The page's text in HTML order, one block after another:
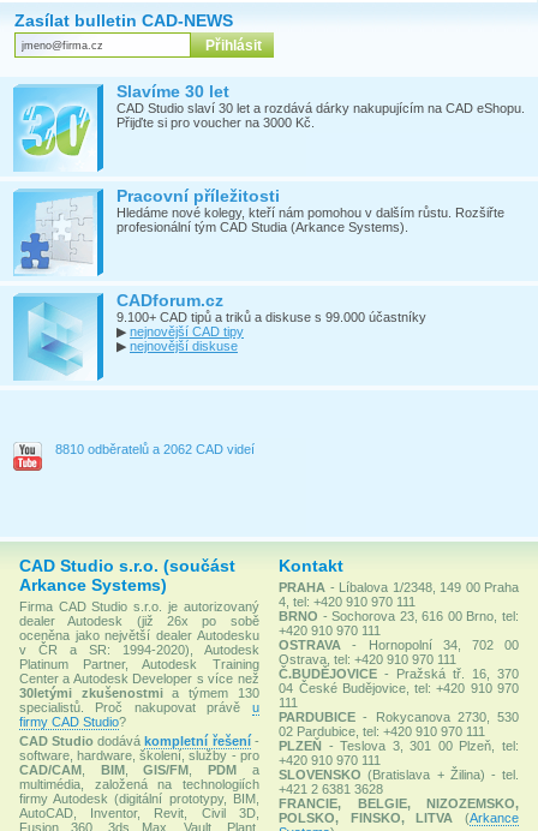
Zasílat bulletin CAD-NEWS
Slavíme 30 let
CAD Studio slaví 30 let a rozdává dárky nakupujícím na CAD eShopu.
Přijďte si pro voucher na 3000 Kč.
Pracovní příležitosti
Hledáme nové kolegy, kteří nám pomohou v dalším růstu. Rozšiřte
profesionální tým CAD Studia (Arkance Systems).
CADforum.cz
9.100+ CAD tipů a triků a diskuse s 99.000 účastníky
▶ nejnovější CAD tipy
▶ nejnovější diskuse
8810 odběratelů a 2062 CAD videí
CAD Studio s.r.o. (součást
Arkance Systems)
Firma CAD Studio s.r.o. je autorizovaný
dealer Autodesk (již 26x po sobě
oceněna jako největší dealer Autodesku
v ČR a SR: 1994-2020), Autodesk
Platinum Partner, Autodesk Training
Center a Autodesk Developer s více než
30letými zkušenostmia týmem 130
specialistů. Proč nakupovat právě u
firmy CAD Studio?
CAD Studio dodávákompletní řešení-
software, hardware, školení, služby - pro
CAD/CAM
BIM,GIS/FM ,PDM a
multimédia, založená na technologiích
firmy Autodesk (digitální prototypy, BIM,
AutoCAD, Inventor, Revit, Civil 3D,
Fusion 360, 3ds Max, Vault, Plant,
Kontakt
PRAHA - Líbalova 1/2348, 149 00 Praha
4, tel: +420 910 970 111
BRNO - Sochorova 23, 616 00 Brno, tel:
+420 910 970 111
OSTRAVA
- Hornopolní 34, 702 00
Ostrava, tel: +420 910 970 111
Č.BUDĚJOVICE - Pražská tř. 16, 370
04 České Budějovice, tel: +420 910 970
111
PARDUBICE - Rokycanova 2730, 530
02 Pardubice, tel: +420 910 970 111
PLZEŇ - Teslova 3, 301 00 Plzeň, tel:
+420 910 970 111
SLOVENSKO (Bratislava + Žilina) - tel.
+421 2 6381 3628
FRANCIE, BELGIE, NIZOZEMSKO,
POLSKO, FINSKO, LITVA
(Arkance